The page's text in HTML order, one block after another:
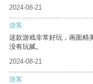
2024-08-21
游客
这款游戏非常好玩，画面精
没有玩腻。
2024-08-21
游客